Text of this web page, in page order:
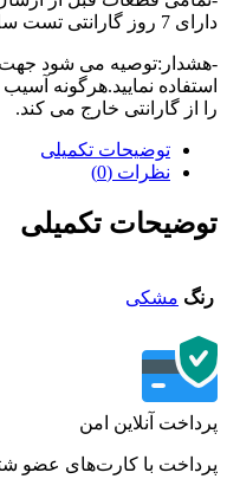
تست سلامت هستند.
می شود جهت
نمایید.هرگونه آسیب
گارانتی خارج می کند.
توضیحات تکمیلی
نظرات (0)
تکمیلی
مشکی
آنلاین امن
با کارت‌های عضو شتاب